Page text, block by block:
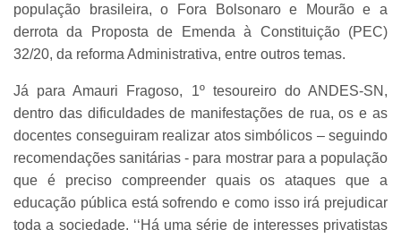
população brasileira, o Fora Bolsonaro e Mourão e a
derrota da Proposta de Emenda à Constituição (PEC)
32/20, da reforma Administrativa, entre outros temas.
Já para Amauri Fragoso, 1º tesoureiro do ANDES-SN,
dentro das dificuldades de manifestações de rua, os e as
docentes conseguiram realizar atos simbólicos – seguindo
recomendações sanitárias - para mostrar para a população
que é preciso compreender quais os ataques que a
educação pública está sofrendo e como isso irá prejudicar
toda a sociedade. ‘‘Há uma série de interesses privatistas